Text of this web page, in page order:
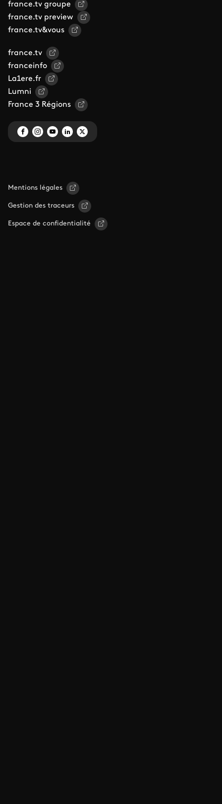
france.tv groupe
france.tv preview
france.tv&vous
france.tv
franceinfo
La1ere.fr
Lumni
France 3 Régions
Mentions légales
Gestion des traceurs
Espace de confidentialité